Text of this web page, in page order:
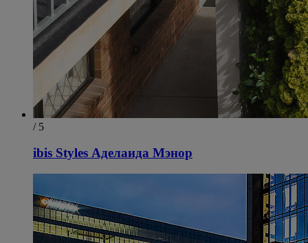
/ 5
ibis Styles Аделаида Мэнор